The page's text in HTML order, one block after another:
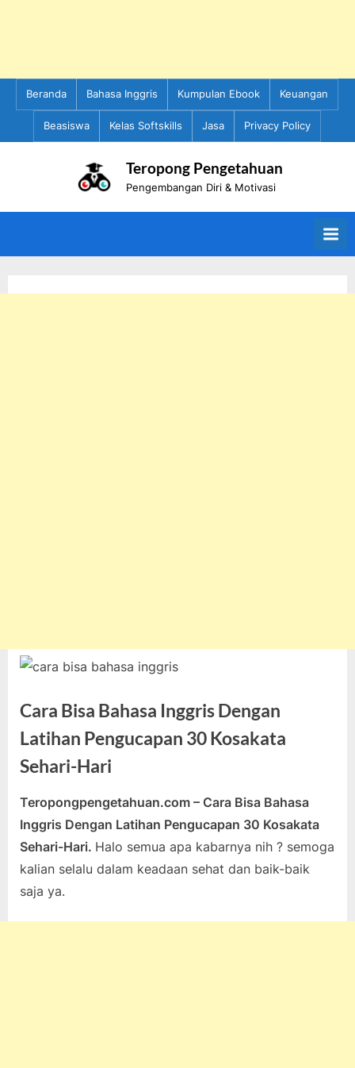
content
Beranda Bahasa Inggris Kumpulan Ebook Keuangan
Beasiswa Kelas Softskills Jasa Privacy Policy
Teropong Pengetahuan
Pengembangan Diri & Motivasi
Cara Bisa Bahasa Inggris Dengan
Latihan Pengucapan 30 Kosakata
Sehari-Hari
Posted
on
Oktober
25,
2023
komentarpada
Cara
Bisa
Dengan
Teropongpengetahuan.com – Cara Bisa Bahasa
Inggris Dengan Latihan Pengucapan 30 Kosakata
Sehari-Hari. Halo semua apa kabarnya nih ? semoga
kalian selalu dalam keadaan sehat dan baik-baik
saja ya.